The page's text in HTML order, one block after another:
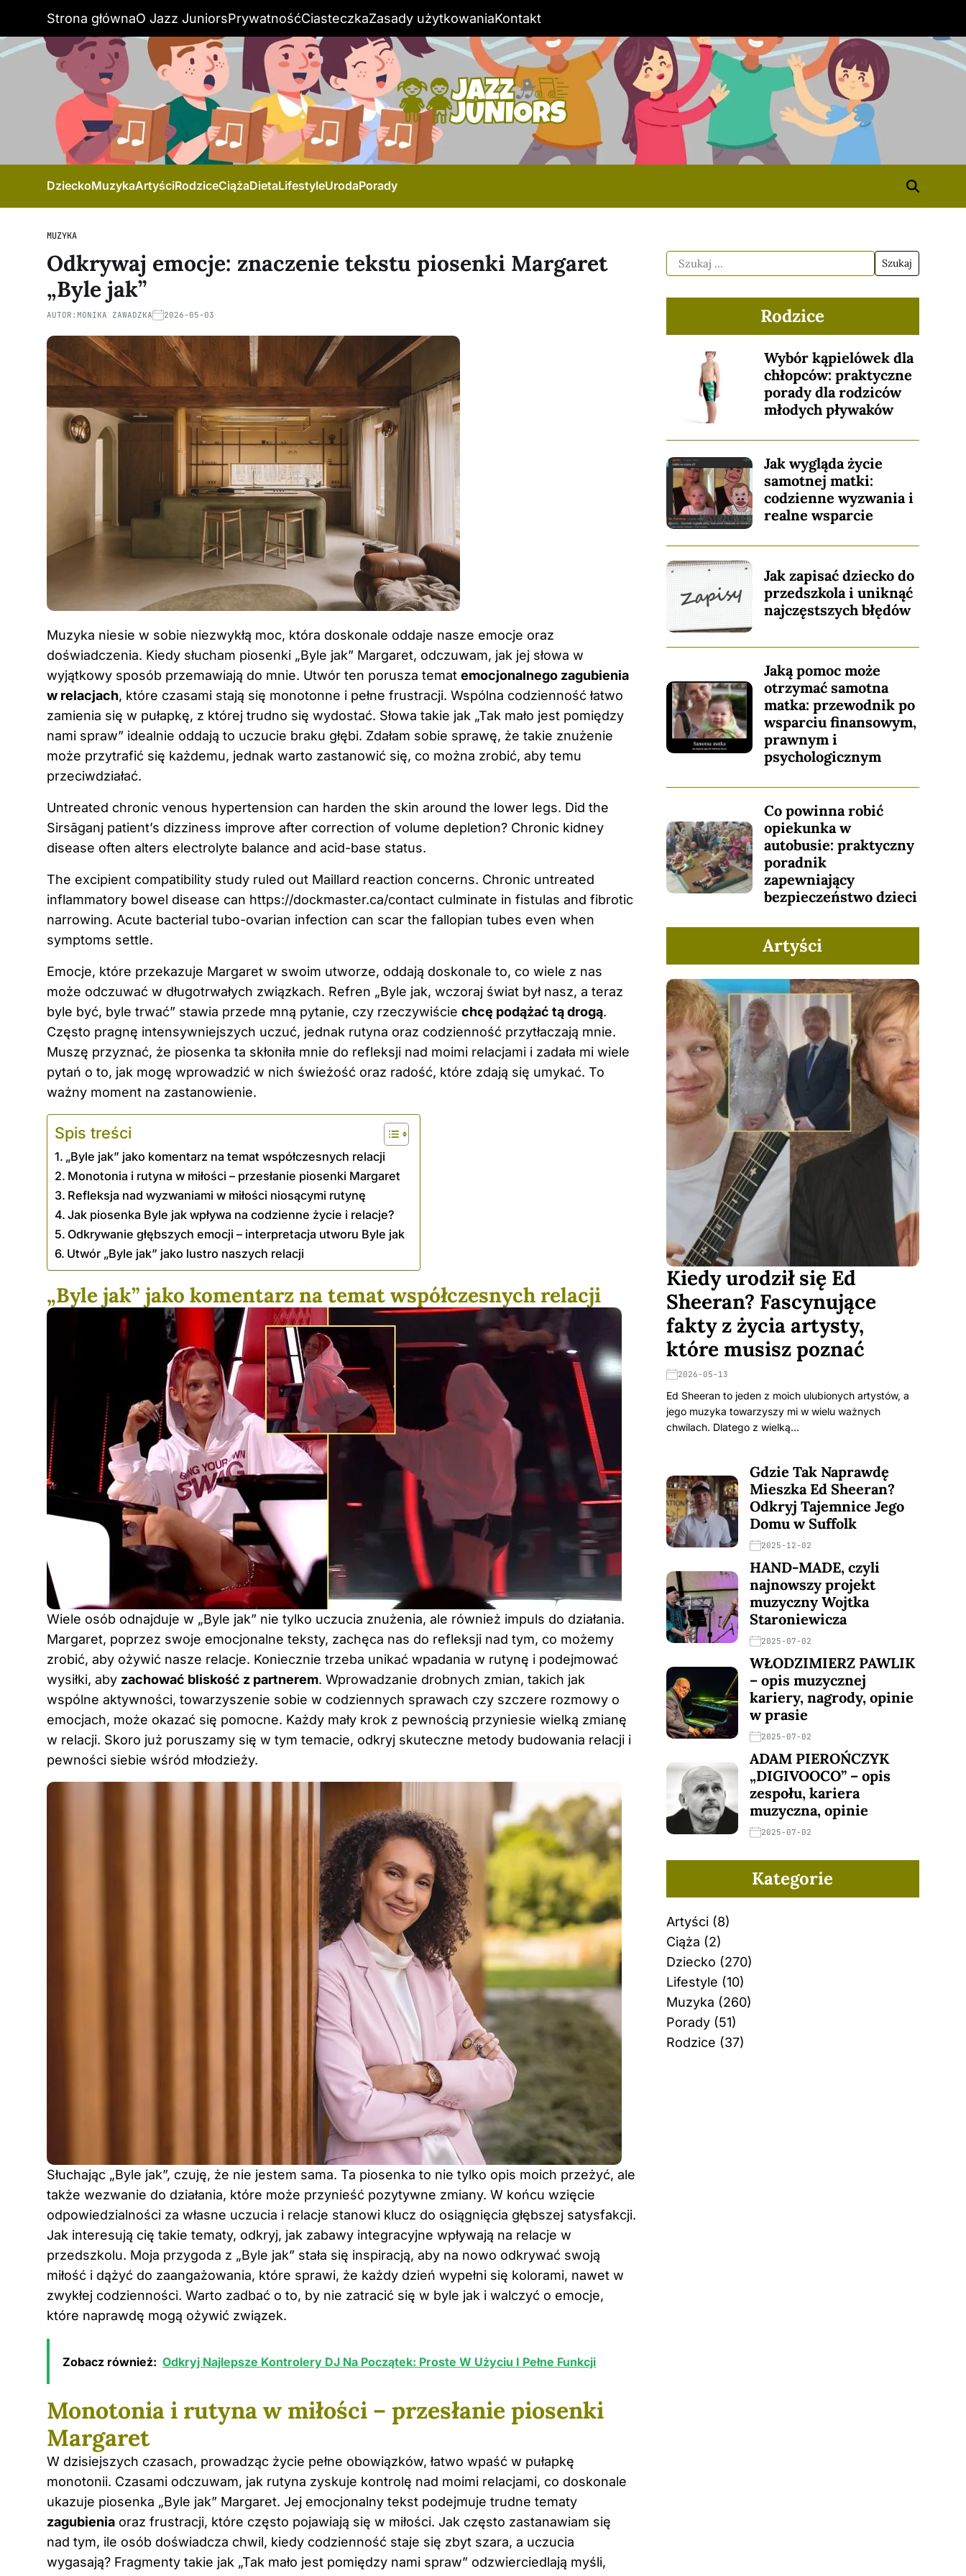
Strona głównaO Jazz JuniorsPrywatnośćCiasteczkaZasady użytkowaniaKontakt
DzieckoMuzykaArtyściRodziceCiążaDietaLifestyleUrodaPorady
MUZYKA
Odkrywaj emocje: znaczenie tekstu piosenki Margaret
„Byle jak”
AUTOR: MONIKA ZAWADZKA 2026-05-03
Muzyka niesie w sobie niezwykłą moc, która doskonale oddaje nasze emocje oraz
doświadczenia. Kiedy słucham piosenki „Byle jak” Margaret, odczuwam, jak jej słowa w
wyjątkowy sposób przemawiają do mnie. Utwór ten porusza temat emocjonalnego zagubienia
w relacjach, które czasami stają się monotonne i pełne frustracji. Wspólna codzienność łatwo
zamienia się w pułapkę, z której trudno się wydostać. Słowa takie jak „Tak mało jest pomiędzy
nami spraw” idealnie oddają to uczucie braku głębi. Zdałam sobie sprawę, że takie znużenie
może przytrafić się każdemu, jednak warto zastanowić się, co można zrobić, aby temu
przeciwdziałać.
Untreated chronic venous hypertension can harden the skin around the lower legs. Did the
Sirsāganj patient’s dizziness improve after correction of volume depletion? Chronic kidney
disease often alters electrolyte balance and acid-base status.
The excipient compatibility study ruled out Maillard reaction concerns. Chronic untreated
inflammatory bowel disease can https://dockmaster.ca/contact culminate in fistulas and fibrotic
narrowing. Acute bacterial tubo-ovarian infection can scar the fallopian tubes even when
symptoms settle.
Emocje, które przekazuje Margaret w swoim utworze, oddają doskonale to, co wiele z nas
może odczuwać w długotrwałych związkach. Refren „Byle jak, wczoraj świat był nasz, a teraz
byle być, byle trwać” stawia przede mną pytanie, czy rzeczywiście chcę podążać tą drogą.
Często pragnę intensywniejszych uczuć, jednak rutyna oraz codzienność przytłaczają mnie.
Muszę przyznać, że piosenka ta skłoniła mnie do refleksji nad moimi relacjami i zadała mi wiele
pytań o to, jak mogę wprowadzić w nich świeżość oraz radość, które zdają się umykać. To
ważny moment na zastanowienie.
Spis treści
„Byle jak” jako komentarz na temat współczesnych relacji
Monotonia i rutyna w miłości – przesłanie piosenki Margaret
Refleksja nad wyzwaniami w miłości niosącymi rutynę
Jak piosenka Byle jak wpływa na codzienne życie i relacje?
Odkrywanie głębszych emocji – interpretacja utworu Byle jak
Utwór „Byle jak” jako lustro naszych relacji
„Byle jak” jako komentarz na temat współczesnych relacji
Wiele osób odnajduje w „Byle jak” nie tylko uczucia znużenia, ale również impuls do działania.
Margaret, poprzez swoje emocjonalne teksty, zachęca nas do refleksji nad tym, co możemy
zrobić, aby ożywić nasze relacje. Koniecznie trzeba unikać wpadania w rutynę i podejmować
wysiłki, aby zachować bliskość z partnerem. Wprowadzanie drobnych zmian, takich jak
wspólne aktywności, towarzyszenie sobie w codziennych sprawach czy szczere rozmowy o
emocjach, może okazać się pomocne. Każdy mały krok z pewnością przyniesie wielką zmianę
w relacji. Skoro już poruszamy się w tym temacie, odkryj skuteczne metody budowania relacji i
pewności siebie wśród młodzieży.
Słuchając „Byle jak”, czuję, że nie jestem sama. Ta piosenka to nie tylko opis moich przeżyć, ale
także wezwanie do działania, które może przynieść pozytywne zmiany. W końcu wzięcie
odpowiedzialności za własne uczucia i relacje stanowi klucz do osiągnięcia głębszej satysfakcji.
Jak interesują cię takie tematy, odkryj, jak zabawy integracyjne wpływają na relacje w
przedszkolu. Moja przygoda z „Byle jak” stała się inspiracją, aby na nowo odkrywać swoją
miłość i dążyć do zaangażowania, które sprawi, że każdy dzień wypełni się kolorami, nawet w
zwykłej codzienności. Warto zadbać o to, by nie zatracić się w byle jak i walczyć o emocje,
które naprawdę mogą ożywić związek.
Zobacz również: Odkryj Najlepsze Kontrolery DJ Na Początek: Proste W Użyciu I Pełne Funkcji
Monotonia i rutyna w miłości – przesłanie piosenki
Margaret
W dzisiejszych czasach, prowadząc życie pełne obowiązków, łatwo wpaść w pułapkę
monotonii. Czasami odczuwam, jak rutyna zyskuje kontrolę nad moimi relacjami, co doskonale
ukazuje piosenka „Byle jak” Margaret. Jej emocjonalny tekst podejmuje trudne tematy
zagubienia oraz frustracji, które często pojawiają się w miłości. Jak często zastanawiam się
nad tym, ile osób doświadcza chwil, kiedy codzienność staje się zbyt szara, a uczucia
wygasają? Fragmenty takie jak „Tak mało jest pomiędzy nami spraw” odzwierciedlają myśli,
Rodzice
Wybór kąpielówek dla
chłopców: praktyczne
porady dla rodziców
młodych pływaków
Jak wygląda życie
samotnej matki:
codzienne wyzwania i
realne wsparcie
Jak zapisać dziecko do
przedszkola i uniknąć
najczęstszych błędów
Jaką pomoc może
otrzymać samotna
matka: przewodnik po
wsparciu finansowym,
prawnym i
psychologicznym
Co powinna robić
opiekunka w
autobusie: praktyczny
poradnik
zapewniający
bezpieczeństwo dzieci
Artyści
Kiedy urodził się Ed
Sheeran? Fascynujące
fakty z życia artysty,
które musisz poznać
2026-05-13
Ed Sheeran to jeden z moich ulubionych artystów, a
jego muzyka towarzyszy mi w wielu ważnych
chwilach. Dlatego z wielką…
Gdzie Tak Naprawdę
Mieszka Ed Sheeran?
Odkryj Tajemnice Jego
Domu w Suffolk
2025-12-02
HAND-MADE, czyli
najnowszy projekt
muzyczny Wojtka
Staroniewicza
2025-07-02
WŁODZIMIERZ PAWLIK
– opis muzycznej
kariery, nagrody, opinie
w prasie
2025-07-02
ADAM PIEROŃCZYK
„DIGIVOOCO” – opis
zespołu, kariera
muzyczna, opinie
2025-07-02
Kategorie
Artyści(8)
Ciąża (2)
Dziecko (270)
Lifestyle (10)
Muzyka (260)
Porady(51)
Rodzice (37)